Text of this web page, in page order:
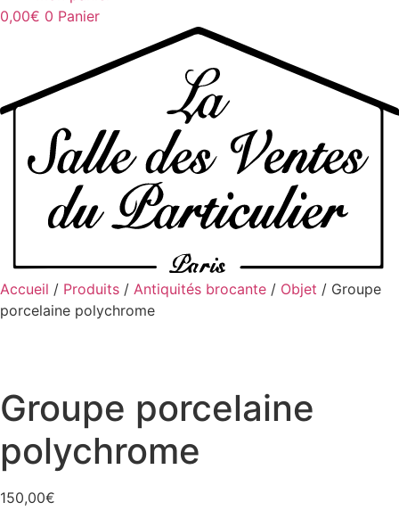
0,00€ 0 Panier
Accueil / Produits / Antiquités brocante / Objet / Groupe
porcelaine polychrome
Groupe porcelaine
polychrome
150,00€